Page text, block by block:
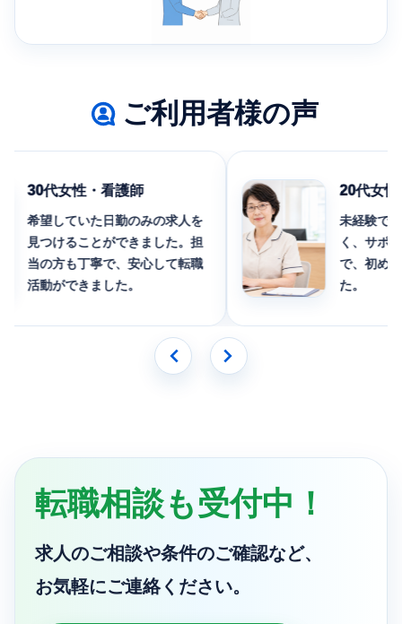
ご利用者様の声
30代女性・看護師
希望していた日勤のみの求人を
見つけることができました。担
当の方も丁寧で、安心して転職
活動ができました。
20代女性・
未経験でも
く、サポート
で、初めて
た。
転職相談も受付中！
求人のご相談や条件のご確認など、
お気軽にご連絡ください。